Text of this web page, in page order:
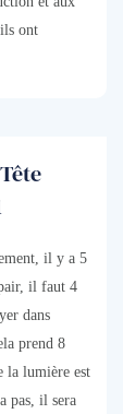
ont
il y a 5
il faut 4
dans
prend 8
la lumière est
pas, il sera